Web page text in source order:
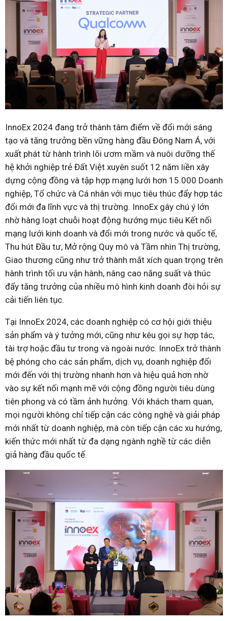
InnoEx 2024 đang trở thành tâm điểm về đổi mới sáng
tạo và tăng trưởng bền vững hàng đầu Đông Nam Á, với
xuất phát từ hành trình lõi ươm mầm và nuôi dưỡng thế
hệ khởi nghiệp trẻ Đất Việt xuyên suốt 12 năm liền xây
dựng cộng đồng và tập hợp mạng lưới hơn 15.000 Doanh
nghiệp, Tổ chức và Cá nhân với mục tiêu thúc đẩy hợp tác
đổi mới đa lĩnh vực và thị trường. InnoEx gây chú ý lớn
nhờ hàng loạt chuỗi hoạt động hướng mục tiêu Kết nối
mạng lưới kinh doanh và đổi mới trong nước và quốc tế,
Thu hút Đầu tư, Mở rộng Quy mô và Tầm nhìn Thị trường,
Giao thương cũng như trở thành mắt xích quan trọng trên
hành trình tối ưu vận hành, nâng cao năng suất và thúc
đẩy tăng trưởng của nhiều mô hình kinh doanh đòi hỏi sự
cải tiến liên tục.
Tại InnoEx 2024, các doanh nghiệp có cơ hội giới thiệu
sản phẩm và ý tưởng mới, cũng như kêu gọi sự hợp tác,
tài trợ hoặc đầu tư trong và ngoài nước. InnoEx trở thành
bệ phóng cho các sản phẩm, dịch vụ, doanh nghiệp đổi
mới đến với thị trường nhanh hơn và hiệu quả hơn nhờ
vào sự kết nối mạnh mẽ với cộng đồng người tiêu dùng
tiên phong và có tầm ảnh hưởng. Với khách tham quan,
mọi người không chỉ tiếp cận các công nghệ và giải pháp
mới nhất từ doanh nghiệp, mà còn tiếp cận các xu hướng,
kiến thức mới nhất từ đa dạng ngành nghề từ các diễn
giả hàng đầu quốc tế.